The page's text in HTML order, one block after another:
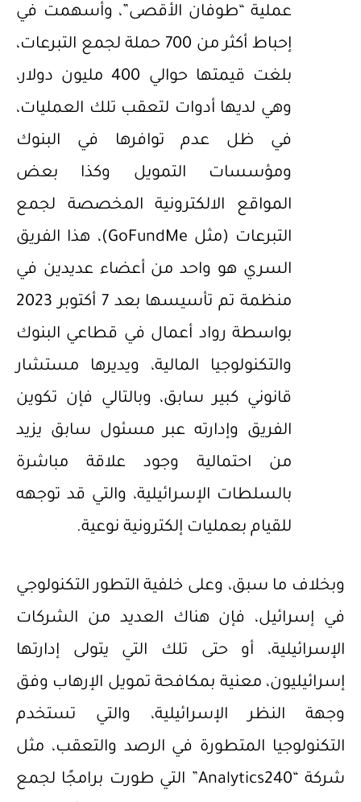
عملية “طوفان الأقصى”، وأسهمت في
إحباط أكثر من 700 حملة لجمع التبرعات،
بلغت قيمتها حوالي 400 مليون دولار،
وهي لديها أدوات لتعقب تلك العمليات،
في ظل عدم توافرها في البنوك
ومؤسسات التمويل وكذا بعض
المواقع الالكترونية المخصصة لجمع
التبرعات (مثل GoFundMe)، هذا الفريق
السري هو واحد من أعضاء عديدين في
منظمة تم تأسيسها بعد 7 أكتوبر 2023
بواسطة رواد أعمال في قطاعي البنوك
والتكنولوجيا المالية، ويديرها مستشار
قانوني كبير سابق، وبالتالي فإن تكوين
الفريق وإدارته عبر مسئول سابق يزيد
من احتمالية وجود علاقة مباشرة
بالسلطات الإسرائيلية، والتي قد توجهه
للقيام بعمليات إلكترونية نوعية.
وبخلاف ما سبق، وعلى خلفية التطور التكنولوجي
في إسرائيل، فإن هناك العديد من الشركات
الإسرائيلية، أو حتى تلك التي يتولى إدارتها
إسرائيليون، معنية بمكافحة تمويل الإرهاب وفق
وجهة النظر الإسرائيلية، والتي تستخدم
التكنولوجيا المتطورة في الرصد والتعقب، مثل
شركة “Analytics240” التي طورت برامجًا لجمع